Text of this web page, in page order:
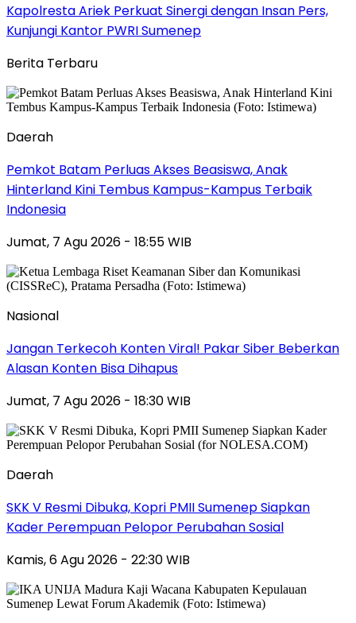
Kapolresta Ariek Perkuat Sinergi dengan Insan Pers,
Kunjungi Kantor PWRI Sumenep
Berita Terbaru
Daerah
Pemkot Batam Perluas Akses Beasiswa, Anak
Hinterland Kini Tembus Kampus-Kampus Terbaik
Indonesia
Jumat, 7 Agu 2026 - 18:55 WIB
Nasional
Jangan Terkecoh Konten Viral! Pakar Siber Beberkan
Alasan Konten Bisa Dihapus
Jumat, 7 Agu 2026 - 18:30 WIB
Daerah
SKK V Resmi Dibuka, Kopri PMII Sumenep Siapkan
Kader Perempuan Pelopor Perubahan Sosial
Kamis, 6 Agu 2026 - 22:30 WIB